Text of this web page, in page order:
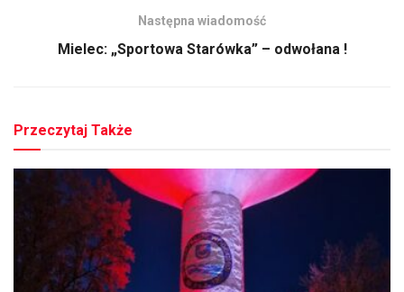
Następna wiadomość
Mielec: „Sportowa Starówka” – odwołana !
Przeczytaj Także